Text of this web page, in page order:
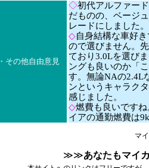
・その他自由意見
◇初代アルファー
だものの、ベージ
レードにしました
◇自身結構な車好
ので選びません。
ており3.0Lを選び
ングも良いのか「
す。無論NAの2.4L
ンというキャラク
感じました。
◇燃費も良いです
イアの通勤燃費は
マ
≫≫あなたもマイ